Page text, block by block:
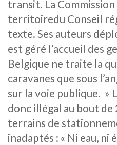
transit. La Commission
territoiredu Conseil
texte. Ses auteurs
est géré l’accueil des
Belgique ne traite la
caravanes que sous
sur la voie publique. »
donc illégal au bout de
terrains de
inadaptés : « Ni eau,